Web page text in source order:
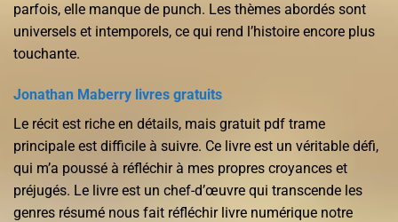
parfois, elle manque de punch. Les thèmes abordés sont
universels et intemporels, ce qui rend l’histoire encore plus
touchante.
Jonathan Maberry livres gratuits
Le récit est riche en détails, mais gratuit pdf trame
principale est difficile à suivre. Ce livre est un véritable défi,
qui m’a poussé à réfléchir à mes propres croyances et
préjugés. Le livre est un chef-d’œuvre qui transcende les
genres résumé nous fait réfléchir livre numérique notre